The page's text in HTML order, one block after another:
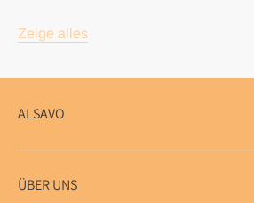
Zeige alles
ALSAVO
ÜBER UNS